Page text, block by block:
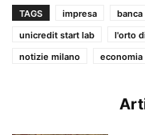
TAGS impresa banca
unicredit start lab
l'orto
notizie milano
economia